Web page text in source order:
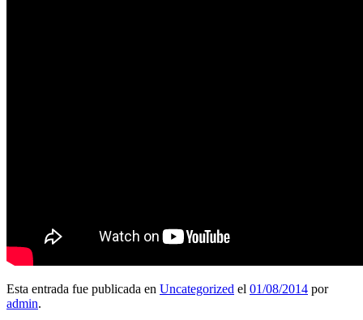
Esta entrada fue publicada en Uncategorized el 01/08/2014 por
admin.